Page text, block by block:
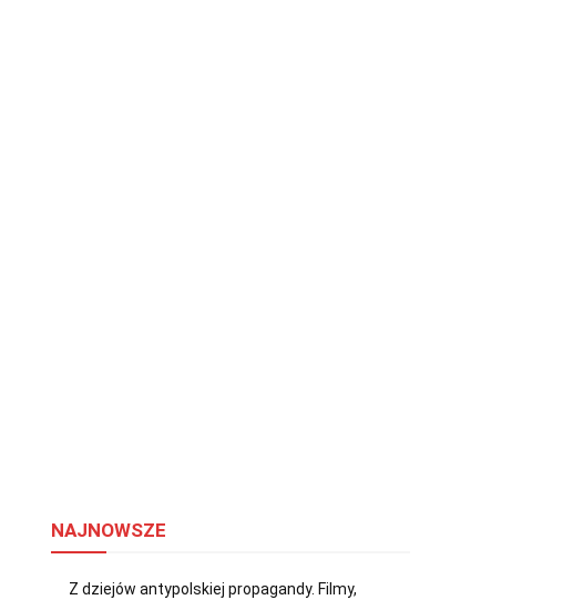
NAJNOWSZE
Z dziejów antypolskiej propagandy. Filmy,